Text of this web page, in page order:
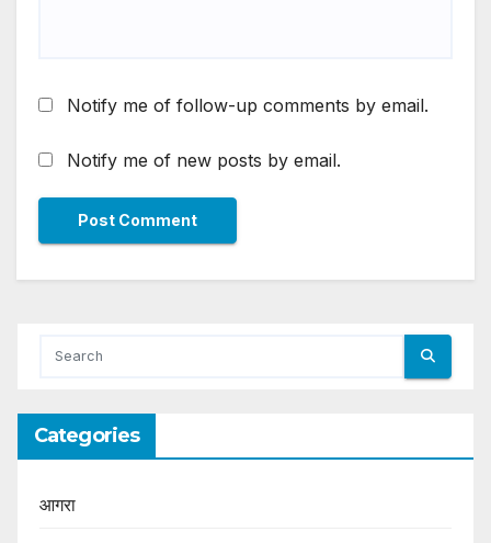
Notify me of follow-up comments by email.
Notify me of new posts by email.
Categories
आगरा